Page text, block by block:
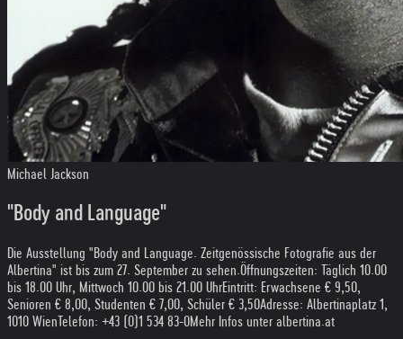
Michael Jackson
"Body and Language"
Die Ausstellung "Body and Language. Zeitgenössische Fotografie aus der
Albertina" ist bis zum 27. September zu sehen.Öffnungszeiten: Täglich 10.00
bis 18.00 Uhr, Mittwoch 10.00 bis 21.00 UhrEintritt: Erwachsene € 9,50,
Senioren € 8,00, Studenten € 7,00, Schüler € 3,50Adresse: Albertinaplatz 1,
1010 WienTelefon: +43 (0)1 534 83-0Mehr Infos unter albertina.at